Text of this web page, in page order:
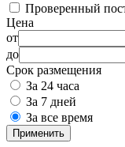
Проверенный
Цена
от
до
Срок размещения
За 24 часа
За 7 дней
За все время
Применить